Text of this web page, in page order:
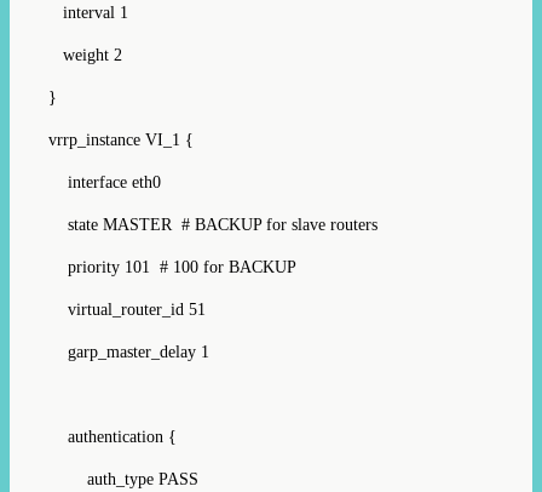
interval 1
weight 2
}
vrrp_instance VI_1 {
interface eth0
state MASTER # BACKUP for slave routers
priority 101 # 100 for BACKUP
virtual_router_id 51
garp_master_delay 1
authentication {
auth_type PASS